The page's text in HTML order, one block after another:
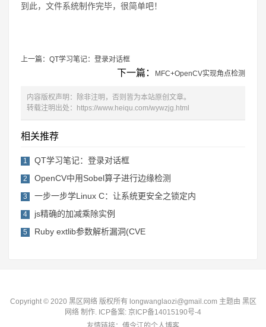
到此，文件系统制作完毕，很简单吧！
上一篇： QT学习笔记：登录对话框
下一篇： MFC+OpenCV实现角点检测
内容版权声明：除非注明，否则皆为本站原创文章。
转载注明出处：
https://www.heiqu.com/wywzjg.html
相关推荐
1 QT学习笔记：登录对话框
2 OpenCV中用Sobel算子进行边缘检测
3 一步一步学Linux C：让系统更安全之锁定内
4 js精确的加减乘除实例
5 Ruby extlib参数解析漏洞(CVE
Copyright © 2020 黑区网络 版权所有 longwanglaozi@gmail.com 主题由 黑区
网络 制作. ICP备案: 京ICP备14015190号-4